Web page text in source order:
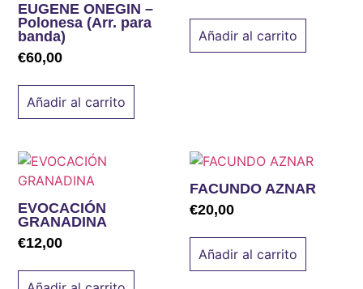
EUGENE ONEGIN –
Polonesa (Arr. para
banda)
€60,00
Añadir al carrito
Añadir al carrito
EVOCACIÓN
GRANADINA
€12,00
FACUNDO AZNAR
€20,00
Añadir al carrito